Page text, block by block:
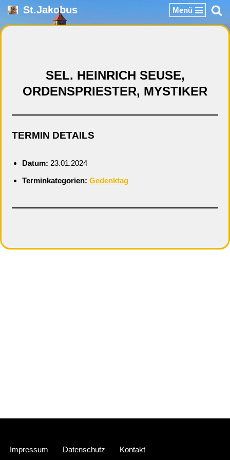
Zum
St.Jakobus Menü
SEL. HEINRICH SEUSE,
ORDENSPRIESTER, MYSTIKER
TERMIN DETAILS
Datum: 23.01.2024
Terminkategorien: Gedenktag
Impressum Datenschutz Kontakt